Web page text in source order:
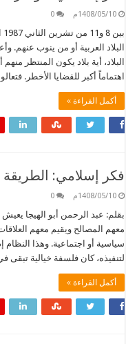
1408/05/10م 0
البلاد العربية أو من ينوب عنهم.
البلاد، أية بلاد يكون المنتظر
اهتماماً أكبر للقضايا الأخطر.
أكمل القراءة »
فكر إسلامي: الطريقة
1408/05/10م 0
بقلم: عبد الرحمن أبو الهيجا
معهم المصالح ويقيم معهم
سياسية أو اجتماعية. وهذا النظام
لتنفيذه، كان فلسفة خيالية
أكمل القراءة »